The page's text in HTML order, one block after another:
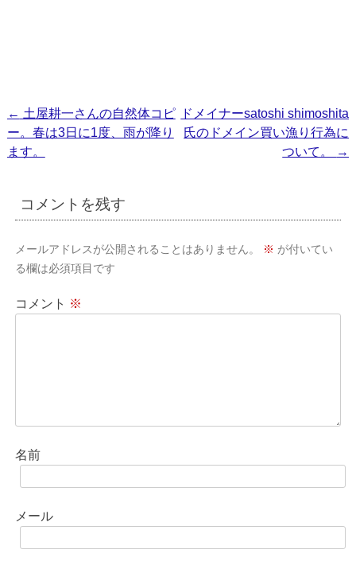
投
稿
ゲ
シ
ン
← 土屋耕一さんの自然体コピ
ー。春は3日に1度、雨が降り
ます。
ドメイナーsatoshi shimoshita
氏のドメイン買い漁り行為に
ついて。
→
コメントを残す
メールアドレスが公開されることはありません。 ※ が付いてい
る欄は必須項目です
コメント ※
名前
メール